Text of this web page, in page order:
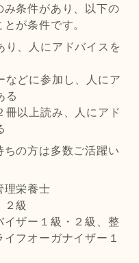
み条件があり、以下の
が条件です。
り、人にアドバイスを
などに参加し、人にア
る
冊以上読み、人にアド
の方は多数ご活躍い
理栄養士
２級
ザー１級・２級、整
フオーガナイザー１